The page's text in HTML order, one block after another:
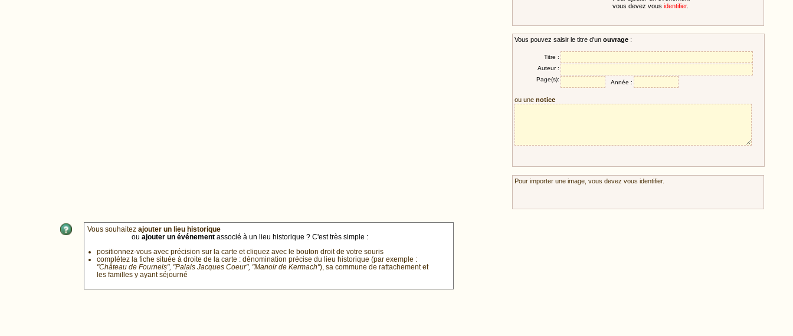
Vous souhaitez ajouter un lieu historique
ou ajouter un événement associé à un lieu historique ? C'est très simple :
positionnez-vous avec précision sur la carte et cliquez avec le bouton droit de votre souris
complétez la fiche située à droite de la carte : dénomination précise du lieu historique (par exemple :
"Château de Fournels", "Palais Jacques Coeur", "Manoir de Kermach"), sa commune de rattachement et
les familles y ayant séjourné
vous devez vous identifier.
Vous pouvez saisir le titre d'un ouvrage :
Titre :
Auteur :
Page(s):
Année :
ou une notice
Pour importer une image, vous devez vous identifier.